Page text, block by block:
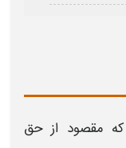
مقصود از حق